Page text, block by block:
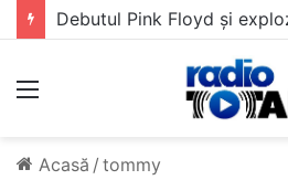
Debutul Pink Floyd și
Meniu
Acasă / tommy